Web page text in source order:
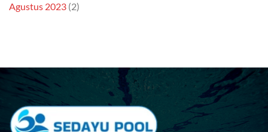
Agustus 2023 (2)